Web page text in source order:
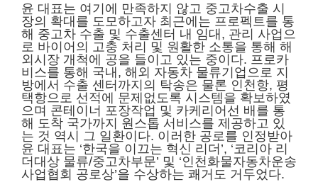
윤 대표는 여기에 만족하지 않고 중고차수출 시
장의 확대를 도모하고자 최근에는 프로펙트를 통
해 중고차 수출 및 수출센터 내 임대, 관리 사업으
로 바이어의 고충 처리 및 원활한 소통을 통해 해
외시장 개척에 공을 들이고 있는 중이다. 프로카
비스를 통해 국내, 해외 자동차 물류기업으로 지
방에서 수출 센터까지의 탁송은 물론 인천항, 평
택항으로 선적에 문제없도록 시스템을 확보하였
으며 콘테이너 포장작업 및 카케리어선 배를 통
해 도착 국가까지 원스톱 서비스를 제공하고 있
는 것 역시 그 일환이다. 이러한 공로를 인정받아
윤 대표는 ‘한국을 이끄는 혁신 리더’, ‘코리아 리
더대상 물류/중고차부문’ 및 ‘인천화물자동차운송
사업협회 공로상’을 수상하는 쾌거도 거두었다.